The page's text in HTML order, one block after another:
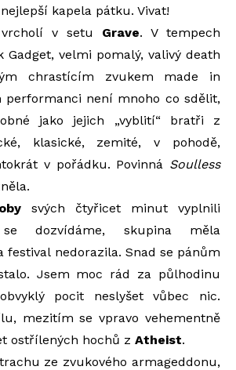
kapela pátku. Vivat!
vrcholí v setu Grave. V tempech
Gadget, velmi pomalý, valivý death
chrastícím zvukem made in
performanci není mnoho co sdělit,
jako jejich „vyblití“ bratři z
klasické, zemité, v pohodě,
v pořádku. Povinná Soulless
svých čtyřicet minut vyplnili
dozvídáme, skupina měla
festival nedorazila. Snad se pánům
Jsem moc rád za půlhodinu
pocit neslyšet vůbec nic.
mezitím se vpravo vehementně
ostřílených hochů z Atheist.
ze zvukového armageddonu,